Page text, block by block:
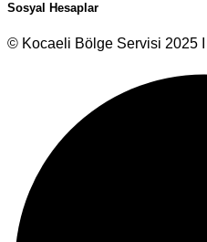
Sosyal Hesaplar
© Kocaeli Bölge Servisi 2025 I